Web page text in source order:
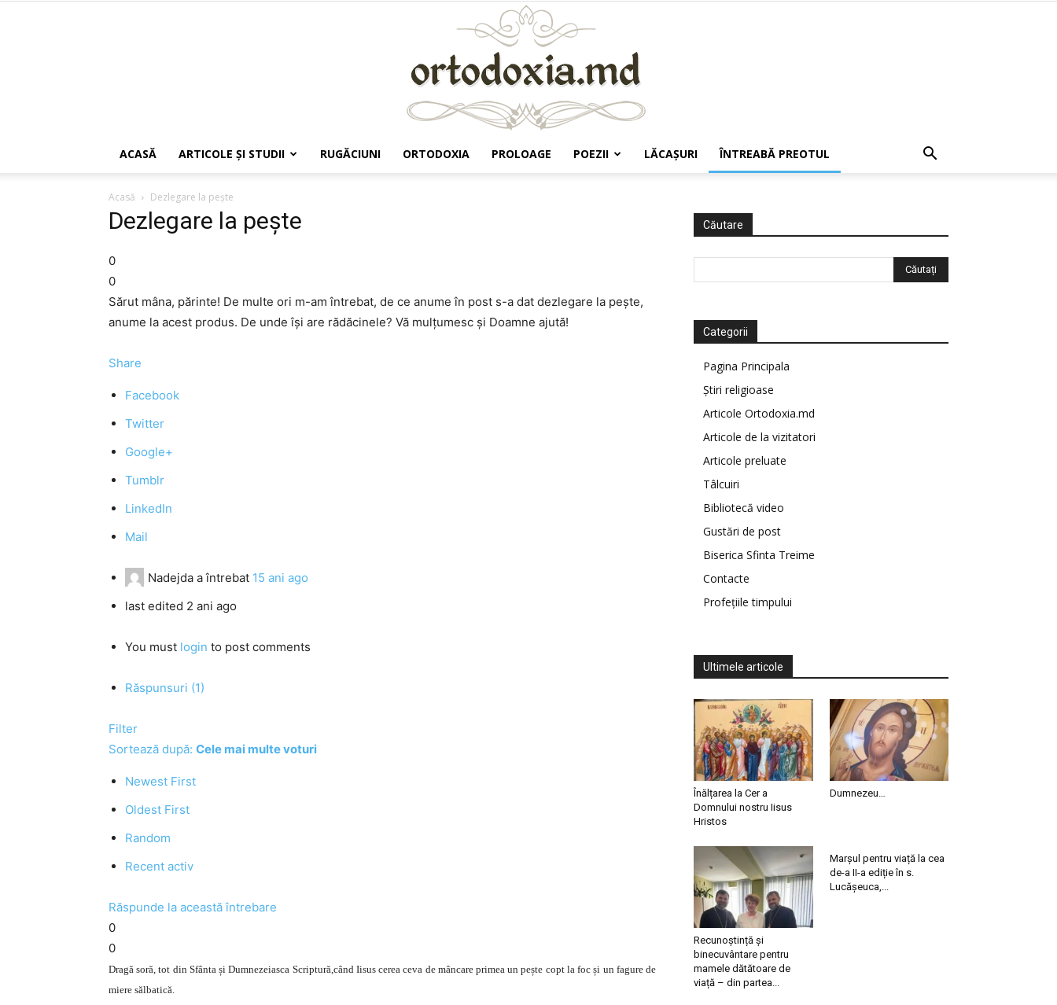
ACASĂ ARTICOLE ŞI STUDII RUGĂCIUNI ORTODOXIA PROLOAGE POEZII LĂCAŞURI ÎNTREABĂ PREOTUL
Acasă Dezlegare la peşte
Dezlegare la peşte
0
0
Sărut mâna, părinte! De multe ori m-am întrebat, de ce anume în post s-a dat dezlegare la peşte,
anume la acest produs. De unde îşi are rădăcinele? Vă mulţumesc şi Doamne ajută!
Share
Facebook
Twitter
Google+
Tumblr
LinkedIn
Mail
Nadejda a întrebat 15 ani ago
last edited 2 ani ago
You must login to post comments
Răspunsuri (1)
Filter
Sortează după: Cele mai multe voturi
Newest First
Oldest First
Random
Recent activ
Răspunde la această întrebare
0
0
Dragă soră, tot din Sfânta și Dumnezeiasca Scriptură,când Iisus cerea ceva de mâncare primea un pește copt la foc și un fagure de
miere sălbatică.
Căutare
Categorii
Pagina Principala
Știri religioase
Articole Ortodoxia.md
Articole de la vizitatori
Articole preluate
Tâlcuiri
Bibliotecă video
Gustări de post
Biserica Sfinta Treime
Contacte
Profețiile timpului
Ultimele articole
Înălțarea la Cer a
Domnului nostru Iisus
Hristos
Dumnezeu…
Recunoștință și
binecuvântare pentru
mamele dătătoare de
viață – din partea...
Marșul pentru viață la cea
de-a II-a ediție în s.
Lucășeuca,...